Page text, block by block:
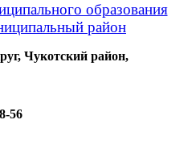
образования
район
Чукотский район,
56